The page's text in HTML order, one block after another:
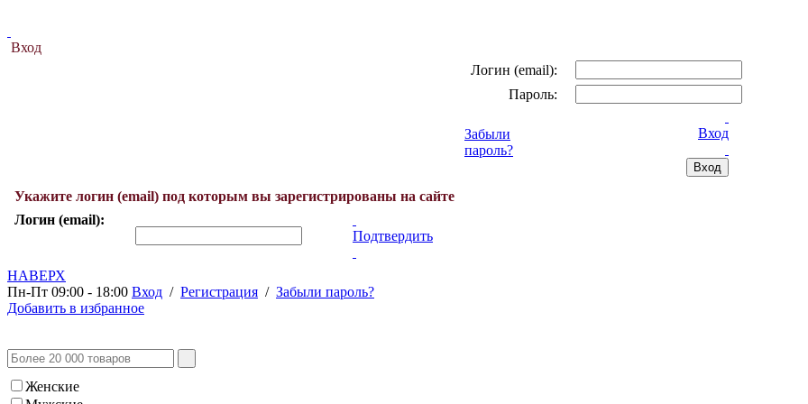
Вход
Логин (email):
Пароль:
Забыли
пароль?
Вход
Укажите логин (email) под которым вы зарегистрированы на сайте
Логин (email):
Подтвердить
НАВЕРХ
Пн-Пт 09:00 - 18:00 Вход / Регистрация / Забыли пароль?
Добавить в избранное
Женские